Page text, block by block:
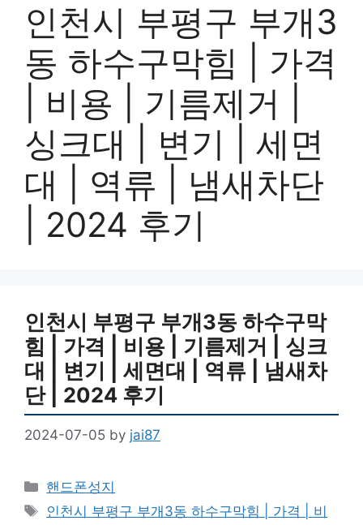
인천시 부평구 부개3
동 하수구막힘 | 가격
| 비용 | 기름제거 |
싱크대 | 변기 | 세면
대 | 역류 | 냄새차단
| 2024 후기
인천시 부평구 부개3동 하수구막
힘 | 가격 | 비용 | 기름제거 | 싱크
대 | 변기 | 세면대 | 역류 | 냄새차
단 | 2024 후기
2024-07-05 by jai87
Categories
핸드폰성지
Tags
인천시 부평구 부개3동 하수구막힘 | 가격 | 비